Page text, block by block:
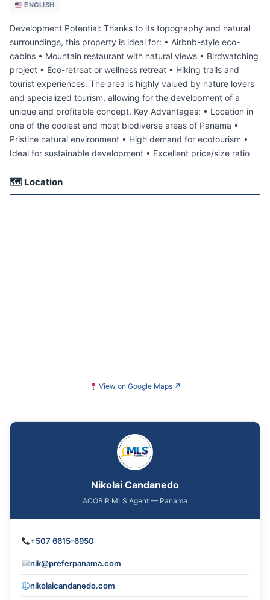
ENGLISH
Development Potential: Thanks to its topography and natural
surroundings, this property is ideal for: • Airbnb-style eco-
cabins • Mountain restaurant with natural views • Birdwatching
project • Eco-retreat or wellness retreat • Hiking trails and
tourist experiences. The area is highly valued by nature lovers
and specialized tourism, allowing for the development of a
unique and profitable concept. Key Advantages: • Location in
one of the coolest and most biodiverse areas of Panama •
Pristine natural environment • High demand for ecotourism •
Ideal for sustainable development • Excellent price/size ratio
🗺 Location
View on Google Maps ↗
Nikolai Candanedo
ACOBIR MLS Agent — Panama
+507 6615-6950
nik@preferpanama.com
nikolaicandanedo.com